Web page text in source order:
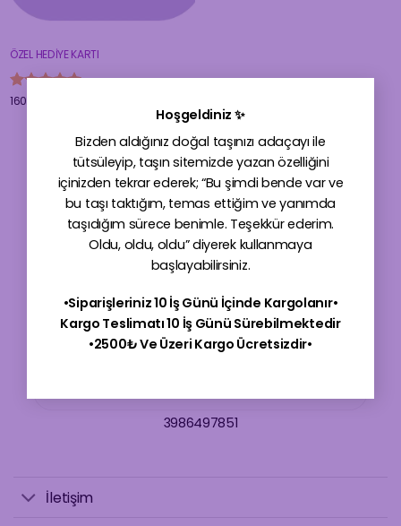
Hoşgeldiniz ✨
Bizden aldığınız doğal taşınızı adaçayı ile
tütsüleyip, taşın sitemizde yazan özelliğini
içinizden tekrar ederek; “Bu şimdi bende var ve
bu taşı taktığım, temas ettiğim ve yanımda
taşıdığım sürece benimle. Teşekkür ederim.
Oldu, oldu, oldu” diyerek kullanmaya
başlayabilirsiniz.
•Siparişleriniz 10 İş Günü İçinde Kargolanır•
Kargo Teslimatı 10 İş Günü Sürebilmektedir
•2500₺ Ve Üzeri Kargo Ücretsizdir•
ÖZEL HEDİYE KARTI
5 üzerinden
160,00
256 Bit SSL İle Online Alışverişte Güvendesiniz
3986497851
İletişim